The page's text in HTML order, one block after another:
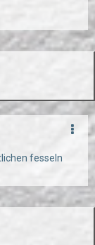
fesseln